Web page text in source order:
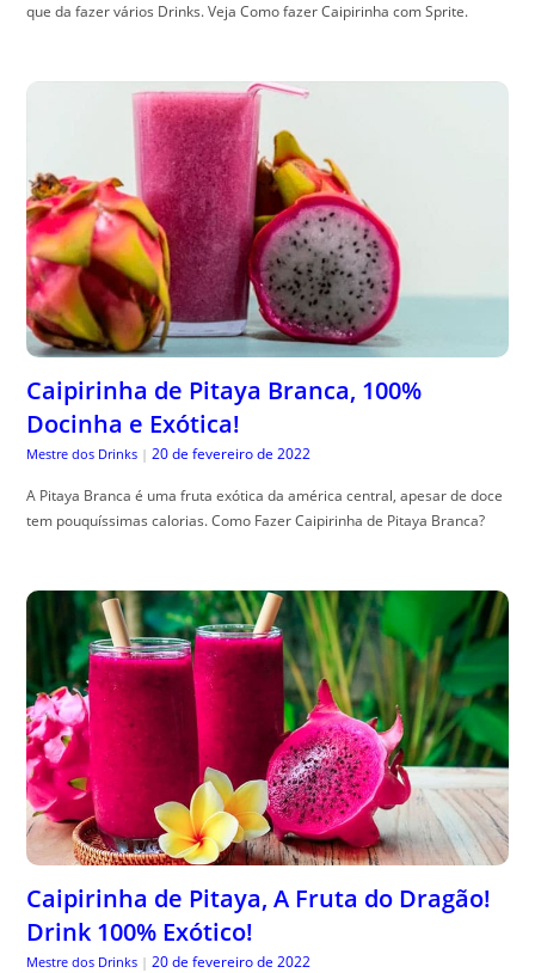
que da fazer vários Drinks. Veja Como fazer Caipirinha com Sprite.
Caipirinha de Pitaya Branca, 100%
Docinha e Exótica!
Mestre dos Drinks | 20 de fevereiro de 2022
A Pitaya Branca é uma fruta exótica da américa central, apesar de doce
tem pouquíssimas calorias. Como Fazer Caipirinha de Pitaya Branca?
Caipirinha de Pitaya, A Fruta do Dragão!
Drink 100% Exótico!
Mestre dos Drinks | 20 de fevereiro de 2022